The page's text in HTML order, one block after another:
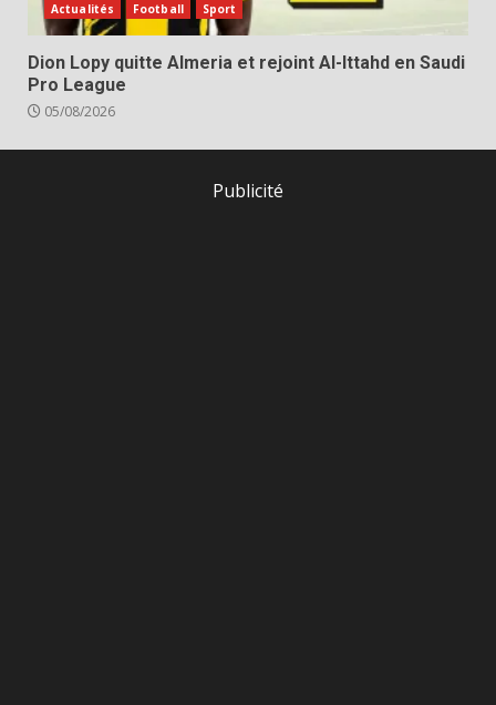
Actualités Football Sport
Dion Lopy quitte Almeria et rejoint Al-Ittahd en Saudi
Pro League
05/08/2026
Publicité